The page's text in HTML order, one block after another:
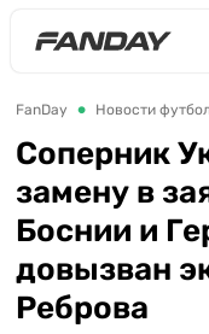
Англия
Испания
Германия
Италия
Франция
Украина
FanDay Новости
Соперник
замену в
Боснии и
довызван
Реброва